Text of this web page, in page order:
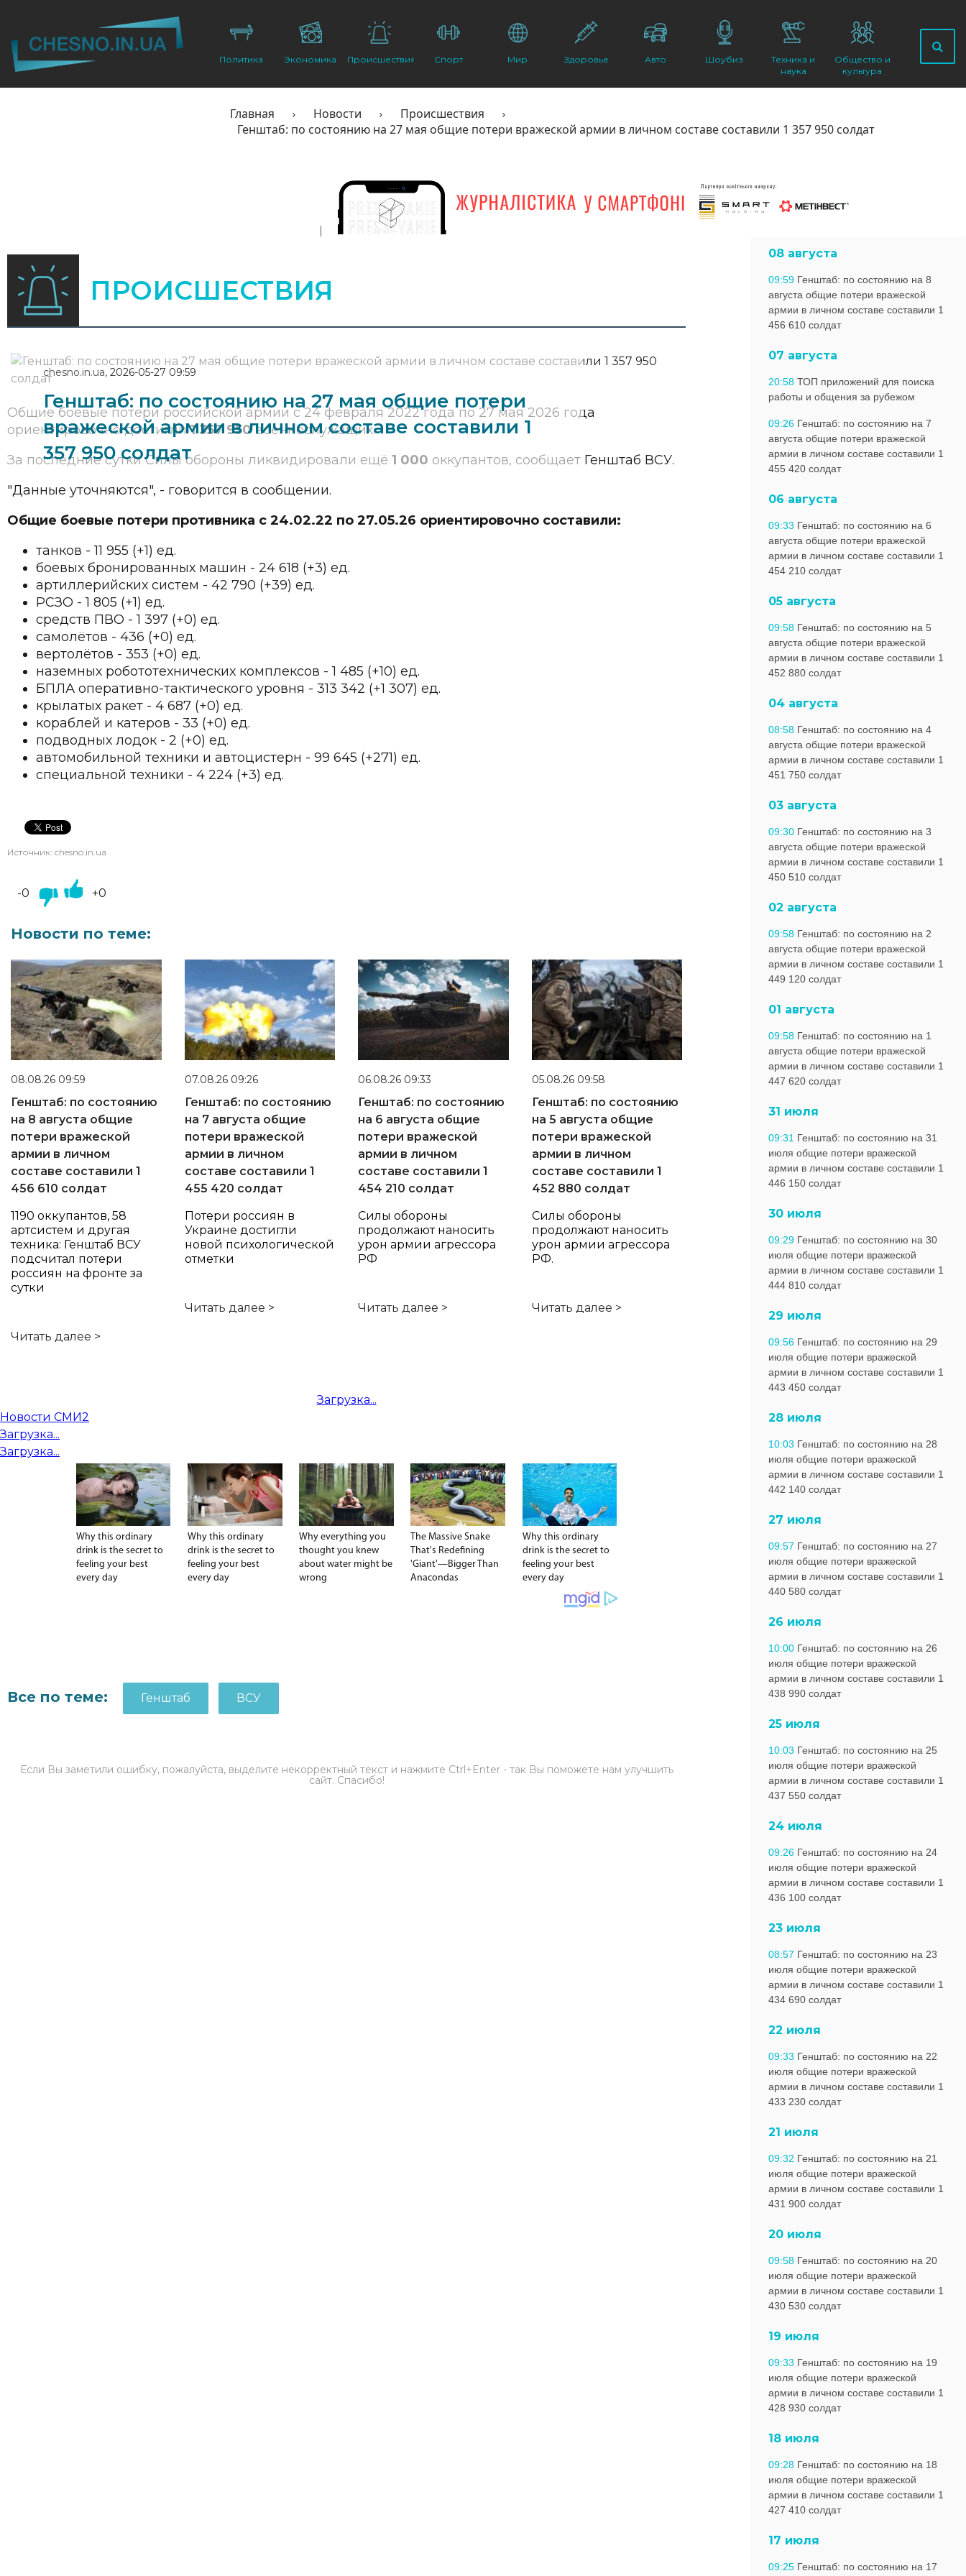
Политика Экономика Происшествия Спорт Мир Здоровье Авто Шоубиз
Техника и
наука
Общество и
культура
Главная Новости
Происшествия
Генштаб: по состоянию на 27 мая общие потери вражеской армии в личном составе составили 1 357 950 солдат
08 августа
09:59 Генштаб: по состоянию на 8
августа общие потери вражеской
армии в личном составе составили 1
456 610 солдат
07 августа
20:58 ТОП приложений для поиска
работы и общения за рубежом
09:26 Генштаб: по состоянию на 7
августа общие потери вражеской
армии в личном составе составили 1
455 420 солдат
06 августа
09:33 Генштаб: по состоянию на 6
августа общие потери вражеской
армии в личном составе составили 1
454 210 солдат
05 августа
09:58 Генштаб: по состоянию на 5
августа общие потери вражеской
армии в личном составе составили 1
452 880 солдат
04 августа
08:58 Генштаб: по состоянию на 4
августа общие потери вражеской
армии в личном составе составили 1
451 750 солдат
03 августа
09:30 Генштаб: по состоянию на 3
августа общие потери вражеской
армии в личном составе составили 1
450 510 солдат
02 августа
09:58 Генштаб: по состоянию на 2
августа общие потери вражеской
армии в личном составе составили 1
449 120 солдат
01 августа
09:58 Генштаб: по состоянию на 1
августа общие потери вражеской
армии в личном составе составили 1
447 620 солдат
31 июля
09:31 Генштаб: по состоянию на 31
июля общие потери вражеской
армии в личном составе составили 1
446 150 солдат
30 июля
09:29 Генштаб: по состоянию на 30
июля общие потери вражеской
армии в личном составе составили 1
444 810 солдат
29 июля
09:56 Генштаб: по состоянию на 29
июля общие потери вражеской
армии в личном составе составили 1
443 450 солдат
28 июля
10:03 Генштаб: по состоянию на 28
июля общие потери вражеской
армии в личном составе составили 1
442 140 солдат
27 июля
09:57 Генштаб: по состоянию на 27
июля общие потери вражеской
армии в личном составе составили 1
440 580 солдат
26 июля
10:00 Генштаб: по состоянию на 26
июля общие потери вражеской
армии в личном составе составили 1
438 990 солдат
25 июля
10:03 Генштаб: по состоянию на 25
июля общие потери вражеской
армии в личном составе составили 1
437 550 солдат
24 июля
09:26 Генштаб: по состоянию на 24
июля общие потери вражеской
армии в личном составе составили 1
436 100 солдат
23 июля
08:57 Генштаб: по состоянию на 23
июля общие потери вражеской
армии в личном составе составили 1
434 690 солдат
22 июля
09:33 Генштаб: по состоянию на 22
июля общие потери вражеской
армии в личном составе составили 1
433 230 солдат
21 июля
09:32 Генштаб: по состоянию на 21
июля общие потери вражеской
армии в личном составе составили 1
431 900 солдат
20 июля
09:58 Генштаб: по состоянию на 20
июля общие потери вражеской
армии в личном составе составили 1
430 530 солдат
19 июля
09:33 Генштаб: по состоянию на 19
июля общие потери вражеской
армии в личном составе составили 1
428 930 солдат
18 июля
09:28 Генштаб: по состоянию на 18
июля общие потери вражеской
армии в личном составе составили 1
427 410 солдат
17 июля
09:25 Генштаб: по состоянию на 17
ПРОИСШЕСТВИЯ
chesno.in.ua, 2026-05-27 09:59
Генштаб: по состоянию на 27 мая общие потери
вражеской армии в личном составе составили 1
357 950 солдат
Общие боевые потери российской армии с 24 февраля 2022 года по 27 мая 2026 года
ориентировочно достигли1 357 950военнослужащих.
За последние сутки Силы обороны ликвидировали ещё 1 000 оккупантов, сообщает Генштаб ВСУ.
"Данные уточняются", - говорится в сообщении.
Общие боевые потери противника с 24.02.22 по 27.05.26 ориентировочно составили:
танков - 11 955 (+1) ед.
боевых бронированных машин - 24 618 (+3) ед.
артиллерийских систем - 42 790 (+39) ед.
РСЗО - 1 805 (+1) ед.
средств ПВО - 1 397 (+0) ед.
самолётов - 436 (+0) ед.
вертолётов - 353 (+0) ед.
наземных робототехнических комплексов - 1 485 (+10) ед.
БПЛА оперативно-тактического уровня - 313 342 (+1 307) ед.
крылатых ракет - 4 687 (+0) ед.
кораблей и катеров - 33 (+0) ед.
подводных лодок - 2 (+0) ед.
автомобильной техники и автоцистерн - 99 645 (+271) ед.
специальной техники - 4 224 (+3) ед.
Источник: chesno.in.ua
-0 +0
Новости по теме:
08.08.26 09:59
Генштаб: по состоянию
на 8 августа общие
потери вражеской
армии в личном
составе составили 1
456 610 солдат
1190 оккупантов, 58
артсистем и другая
техника: Генштаб ВСУ
подсчитал потери
россиян на фронте за
сутки
Читать далее >
07.08.26 09:26
Генштаб: по состоянию
на 7 августа общие
потери вражеской
армии в личном
составе составили 1
455 420 солдат
Потери россиян в
Украине достигли
новой психологической
отметки
Читать далее >
06.08.26 09:33
Генштаб: по состоянию
на 6 августа общие
потери вражеской
армии в личном
составе составили 1
454 210 солдат
Силы обороны
продолжают наносить
урон армии агрессора
РФ
Читать далее >
05.08.26 09:58
Генштаб: по состоянию
на 5 августа общие
потери вражеской
армии в личном
составе составили 1
452 880 солдат
Силы обороны
продолжают наносить
урон армии агрессора
РФ.
Читать далее >
Загрузка...
Новости СМИ2
Загрузка...
Загрузка...
Все по теме: Генштаб ВСУ
Если Вы заметили ошибку, пожалуйста, выделите некорректный текст и нажмите Ctrl+Enter - так Вы поможете нам улучшить
сайт. Спасибо!